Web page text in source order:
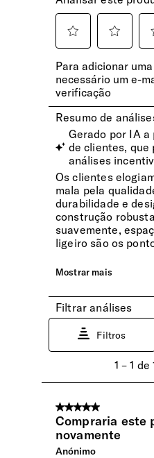
As 4 rodas com suspensão
INTERIOR
Smart Fix Buckle
Permite fixar as cintas
facilitar a preparação da
Compartimento Superior
Compartimento Inferior
Dimensões Ecrã | Portátil
15.6'' (⌀ 39.6 cm)
vestuário.